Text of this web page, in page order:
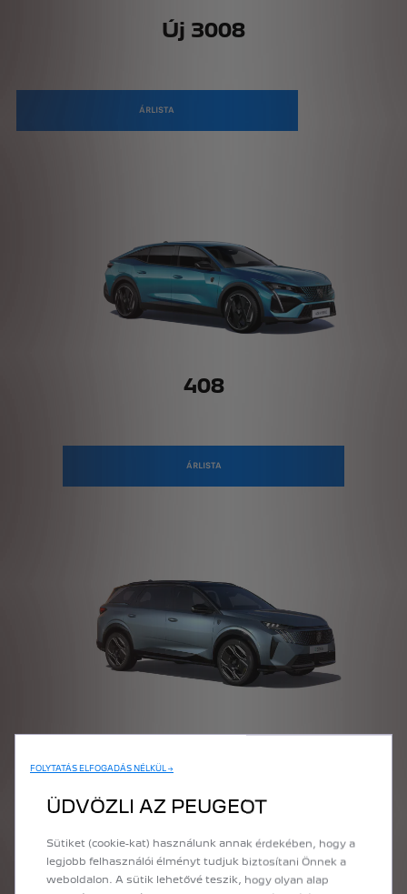
Új 3008
ÁRLISTA
408
ÁRLISTA
5008 SUV
FOLYTATÁS ELFOGADÁS NÉLKÜL →
ÜDVÖZLI AZ PEUGEOT
Sütiket (cookie-kat) használunk annak érdekében, hogy a
legjobb felhasználói élményt tudjuk biztosítani Önnek a
weboldalon. A sütik lehetővé teszik, hogy olyan alap